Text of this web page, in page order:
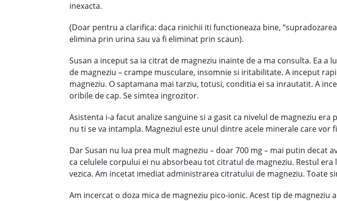
inexacta.
(Doar pentru a clarifica: daca rinichii iti functioneaza bine,
elimina prin urina sau va fi eliminat prin scaun).
Susan a inceput sa ia citrat de magneziu inainte de a ma consulta. Ea a
de magneziu – crampe musculare, insomnie si iritabilitate. A inceput
magneziu. O saptamana mai tarziu, totusi, conditia ei sa inrautatit. A
oribile de cap. Se simtea ingrozitor.
Asistenta i-a facut analize sanguine si a gasit ca nivelul de magneziu
nu ti se va intampla. Magneziul este unul dintre acele minerale care
Dar Susan nu lua prea mult magneziu – doar 700 mg – mai putin decat
ca celulele corpului ei nu absorbeau tot citratul de magneziu. Restul
vezica. Am incetat imediat administrarea citratului de magneziu. Toate
Am incercat o doza mica de magneziu pico-ionic. Acest tip de